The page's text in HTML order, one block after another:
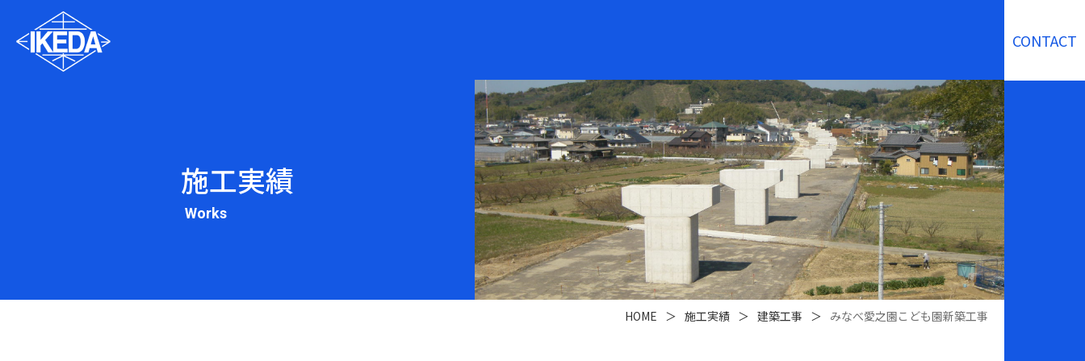
CONTACT
施工実績
Works
HOME ＞ 施工実績 ＞ 建築工事 ＞ みなべ愛之園こども園新築工事